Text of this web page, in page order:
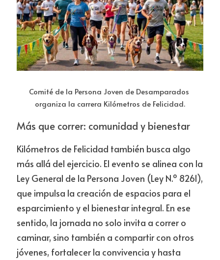
Comité de la Persona Joven de Desamparados
organiza la carrera Kilómetros de Felicidad.
Más que correr: comunidad y bienestar
Kilómetros de Felicidad también busca algo
más allá del ejercicio. El evento se alinea con la
Ley General de la Persona Joven (Ley N.º 8261),
que impulsa la creación de espacios para el
esparcimiento y el bienestar integral. En ese
sentido, la jornada no solo invita a correr o
caminar, sino también a compartir con otros
jóvenes, fortalecer la convivencia y hasta